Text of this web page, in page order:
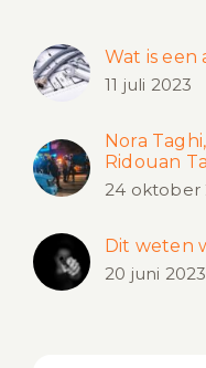
Wat is
11 juli 2023
Nora
Ridouan
24 oktober
Dit weten
20 juni 2023